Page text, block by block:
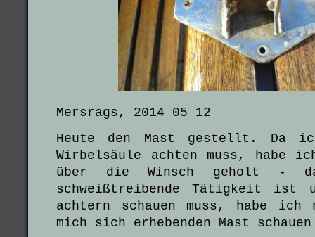
Mersrags, 2014_05_12
Heute den Mast gestellt. Da
Wirbelsäule achten muss, habe
über die Winsch geholt -
schweißtreibende Tätigkeit ist
achtern schauen muss, habe
mich sich erhebenden Mast